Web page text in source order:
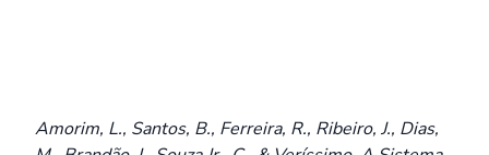
Amorim, L., Santos, B., Ferreira, R., Ribeiro, J., Dias,